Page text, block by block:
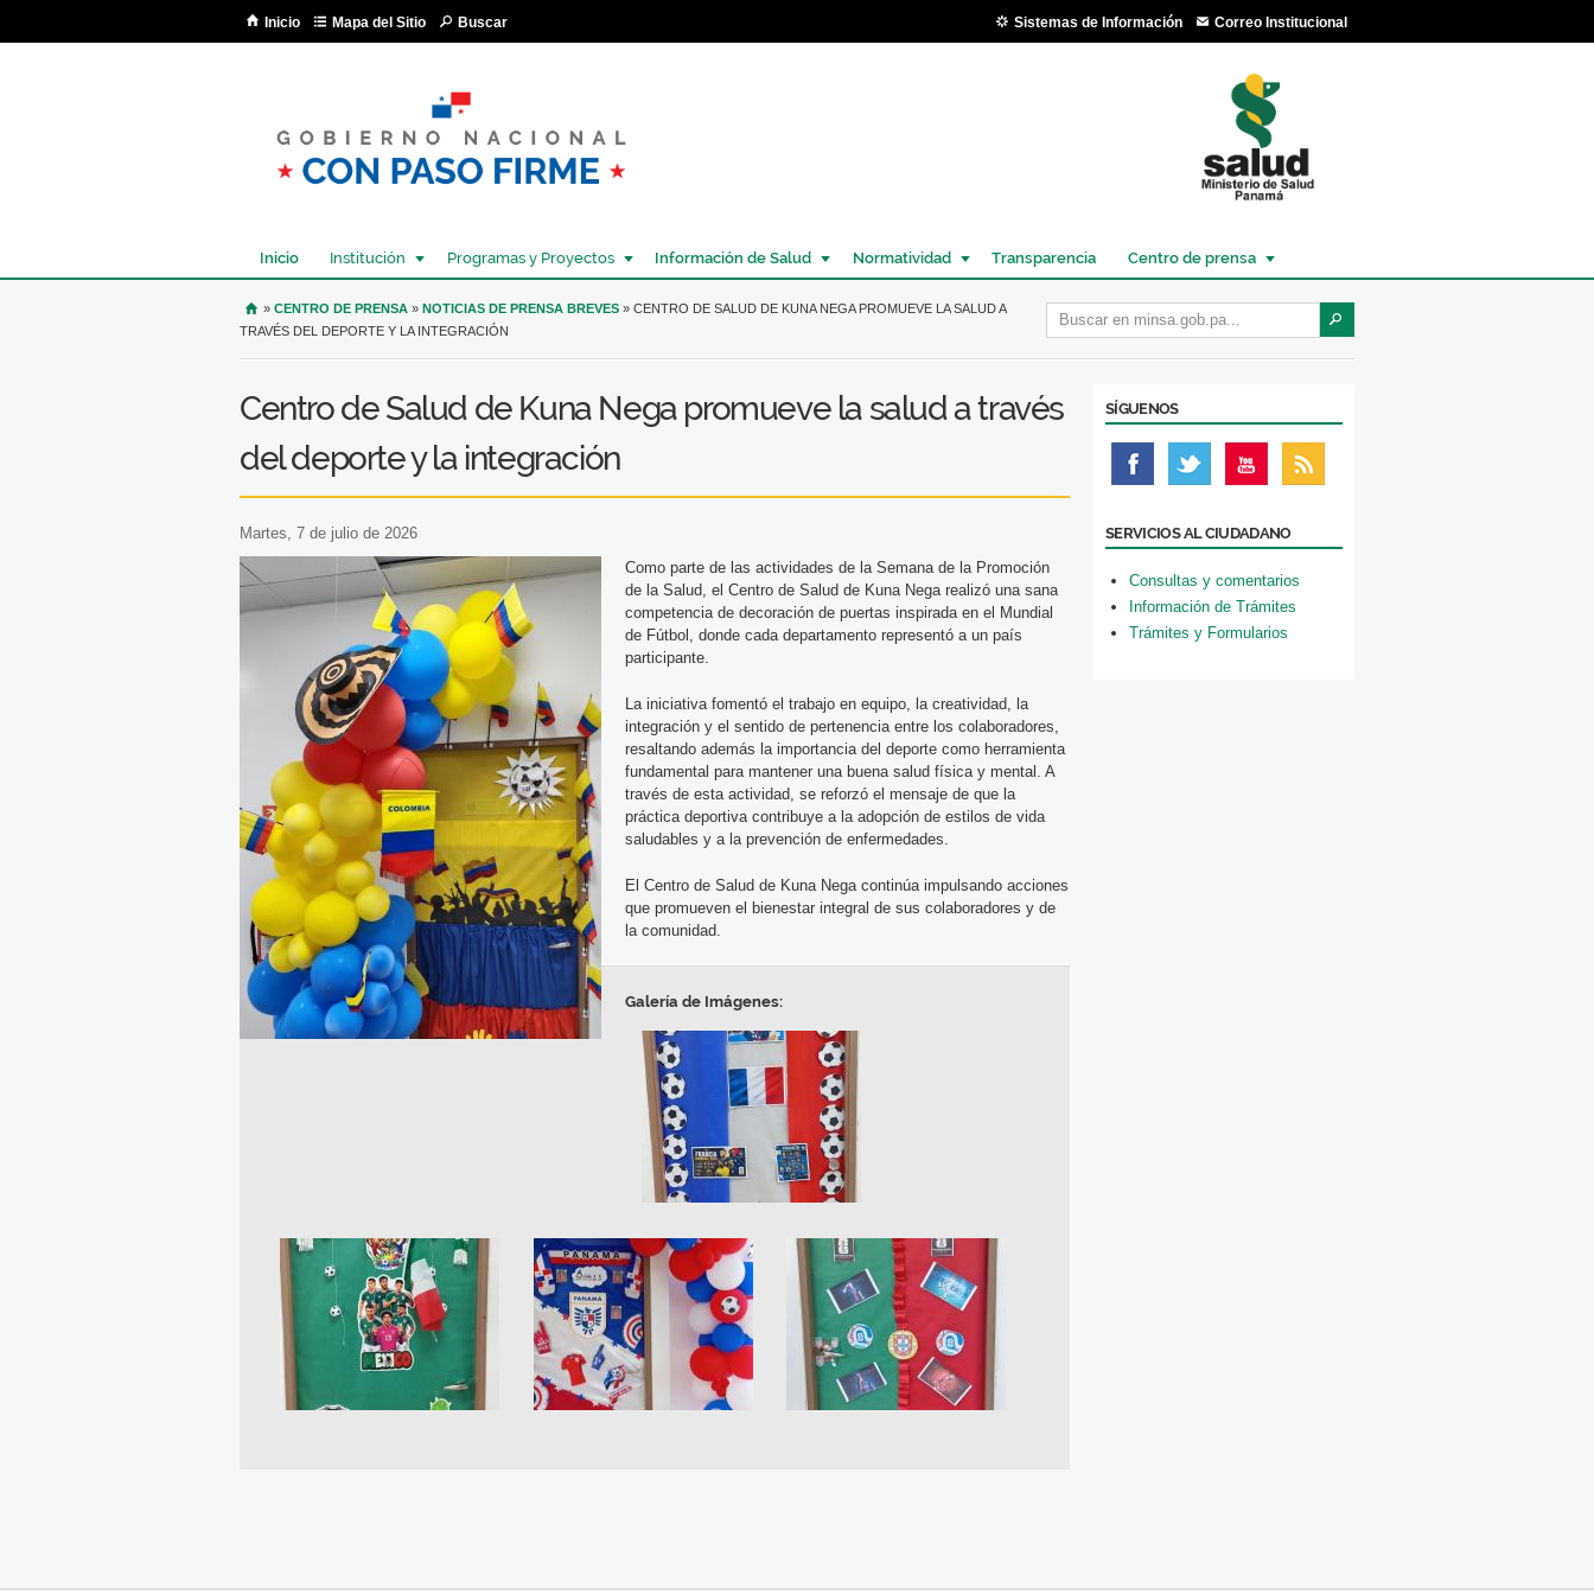
Inicio Mapa del Sitio Buscar Sistemas de Información Correo Institucional
Inicio Institución Programas y Proyectos Información de Salud Normatividad Transparencia Centro de prensa
USTED SE ENCUENTRA AQUÍ
» CENTRO DE PRENSA » NOTICIAS DE PRENSA BREVES » CENTRO DE SALUD DE KUNA NEGA PROMUEVE LA SALUD A
TRAVÉS DEL DEPORTE Y LA INTEGRACIÓN
Centro de Salud de Kuna Nega promueve la salud a través
del deporte y la integración
martes, 7 de julio de 2026
Como parte de las actividades de la Semana de la Promoción
de la Salud, el Centro de Salud de Kuna Nega realizó una sana
competencia de decoración de puertas inspirada en el Mundial
de Fútbol, donde cada departamento representó a un país
participante.
La iniciativa fomentó el trabajo en equipo, la creatividad, la
integración y el sentido de pertenencia entre los colaboradores,
resaltando además la importancia del deporte como herramienta
fundamental para mantener una buena salud física y mental. A
través de esta actividad, se reforzó el mensaje de que la
práctica deportiva contribuye a la adopción de estilos de vida
saludables y a la prevención de enfermedades.
El Centro de Salud de Kuna Nega continúa impulsando acciones
que promueven el bienestar integral de sus colaboradores y de
la comunidad.
Galería de Imágenes:
SÍGUENOS
SERVICIOS AL CIUDADANO
Consultas y comentarios
Información de Trámites
Trámites y Formularios